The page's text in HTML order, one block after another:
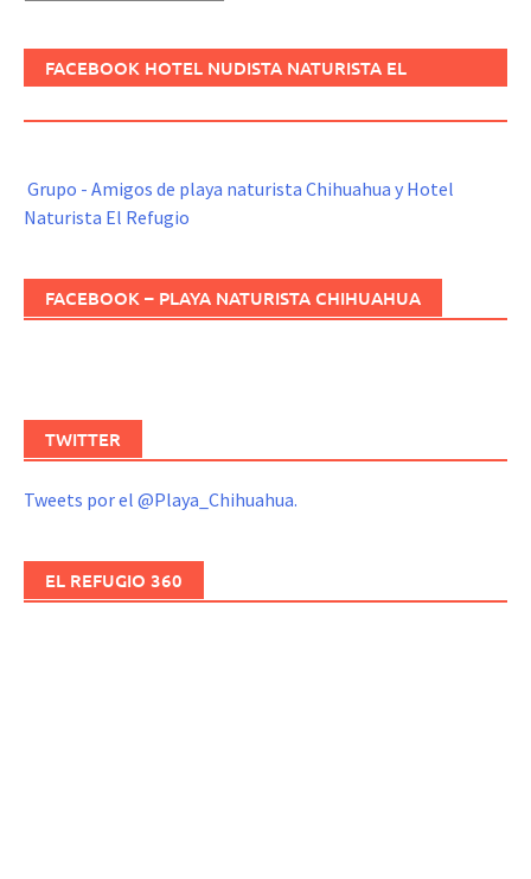
FACEBOOK HOTEL NUDISTA NATURISTA EL
Grupo - Amigos de playa naturista Chihuahua y Hotel
Naturista El Refugio
FACEBOOK – PLAYA NATURISTA CHIHUAHUA
TWITTER
Tweets por el @Playa_Chihuahua.
EL REFUGIO 360